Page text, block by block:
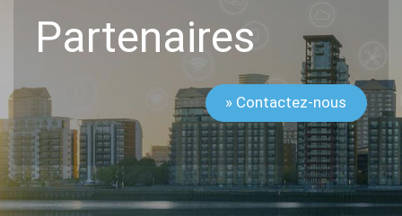
Partenaires
» Contactez-nous